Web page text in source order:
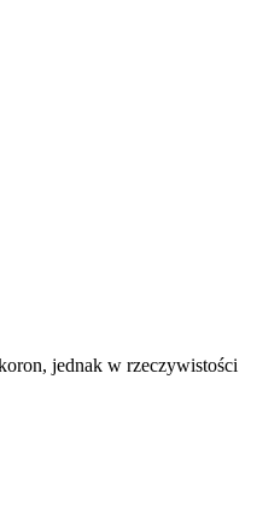
jednak w rzeczywistości